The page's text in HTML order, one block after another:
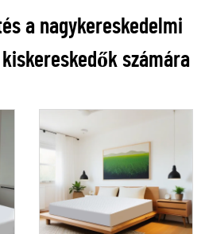
a nagykereskedelmi
számára